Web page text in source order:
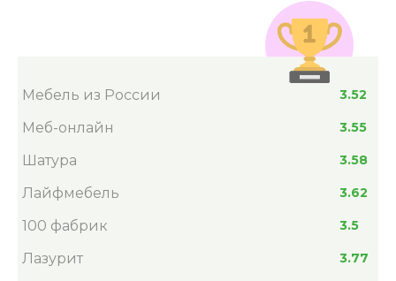
Мебель из России 3.52
Меб-онлайн 3.55
Шатура 3.58
Лайфмебель 3.62
100 фабрик 3.5
Лазурит 3.77